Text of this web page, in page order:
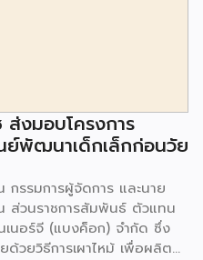
งมอบโครงการ
ย์พัฒนาเด็กเล็กก่อนวัย
รรมการผู้จัดการ และนาย
ส่วนราชการสัมพันธ์ ตัวแทน
นอร์จี (แบงค็อก) จํากัด ซึ่ง
ด้วยวิธีการเผาไหม้ เพื่อผลิต